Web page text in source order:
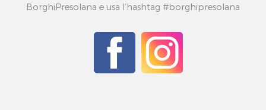
BorghiPresolana e usa l’hashtag #borghipresolana